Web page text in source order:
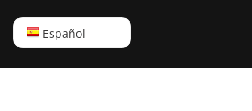
Español
English